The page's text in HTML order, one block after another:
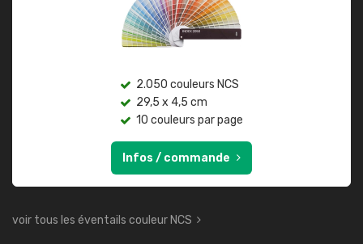
2.050 couleurs NCS
29,5 x 4,5 cm
10 couleurs par page
Infos / commande
voir tous les éventails couleur NCS